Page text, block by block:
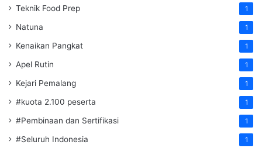
Teknik Food Prep 1
Natuna 1
Kenaikan Pangkat 1
Apel Rutin 1
Kejari Pemalang 1
#kuota 2.100 peserta 1
#Pembinaan dan Sertifikasi 1
#Seluruh Indonesia 1